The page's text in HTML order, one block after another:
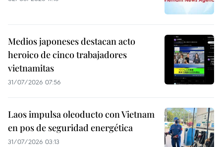
Medios japoneses destacan acto
heroico de cinco trabajadores
vietnamitas
31/07/2026 07:56
Laos impulsa oleoducto con Vietnam
en pos de seguridad energética
31/07/2026 03:13